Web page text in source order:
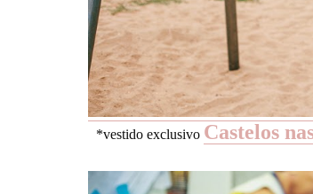
*vestido exclusivo Castelos